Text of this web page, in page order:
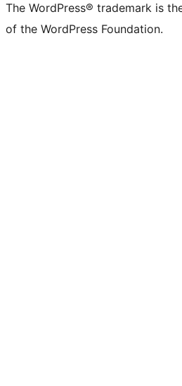
The WordPress® trademark is
of the WordPress Foundation.